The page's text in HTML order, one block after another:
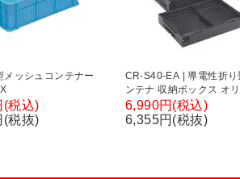
メッシュコンテナー
(税込)
(税抜)
CR-S40-EA | 導電性折り
ンテナ 収納ボックス オ
40L ブラック トラスコ中
(TRUSCO) / 819-1374
6,990円(税込)
6,355円(税抜)